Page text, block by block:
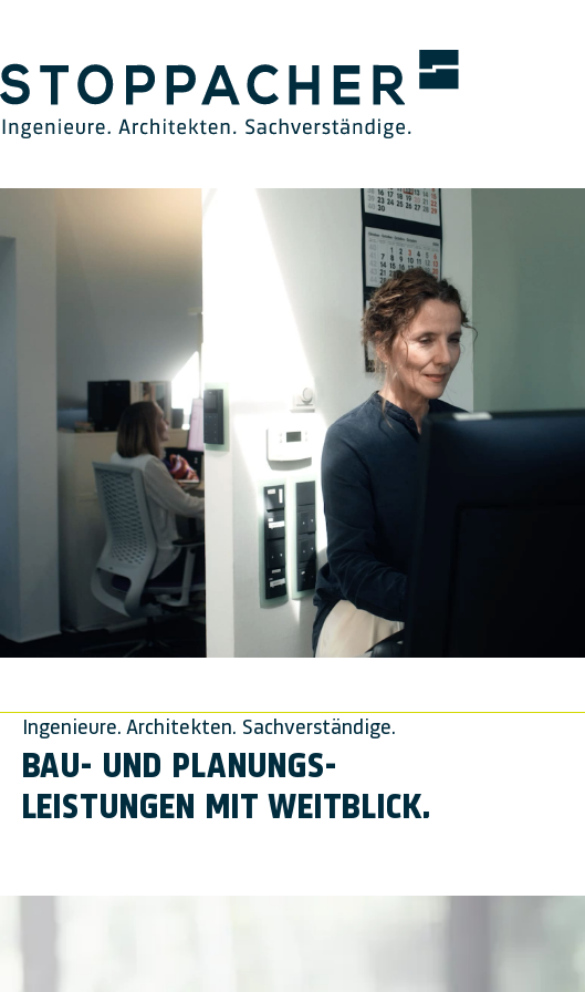
Ingenieure. Architekten. Sachverständige.
BAU- UND PLANUNGS­
LEISTUNGEN MIT WEITBLICK.